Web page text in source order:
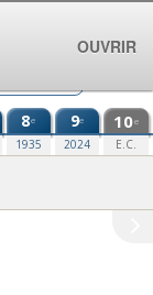
8e
1935
9e
2024
10e
E.C.
OUVRIR